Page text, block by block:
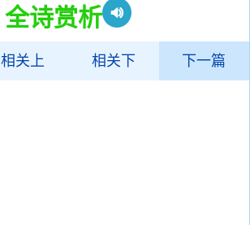
全诗赏析
相关上 相关下 下一篇